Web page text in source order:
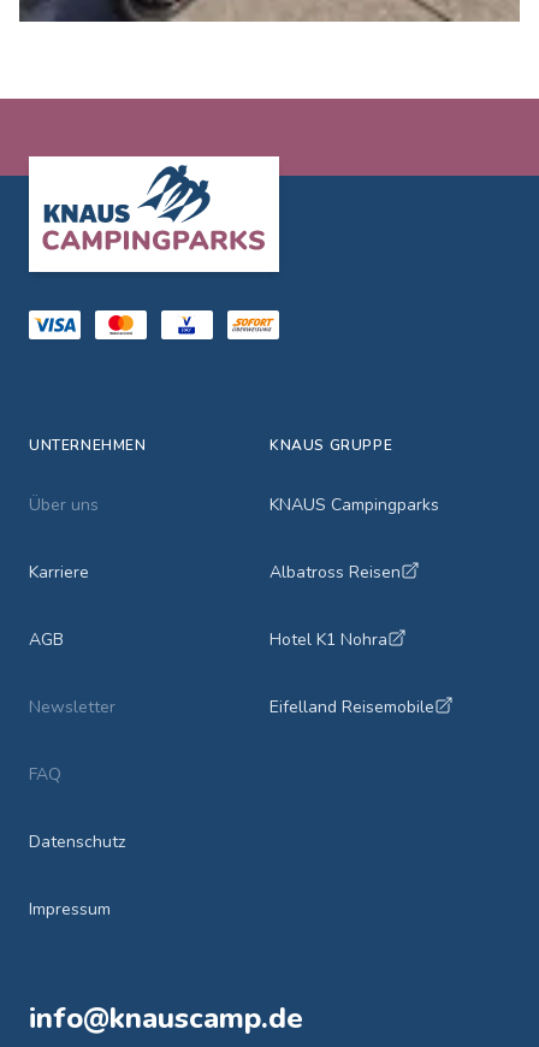
UNTERNEHMEN
Über uns
Karriere
AGB
Newsletter
FAQ
Datenschutz
Impressum
KNAUS GRUPPE
KNAUS Campingparks
Albatross Reisen
Hotel K1 Nohra
Eifelland Reisemobile
info@knauscamp.de